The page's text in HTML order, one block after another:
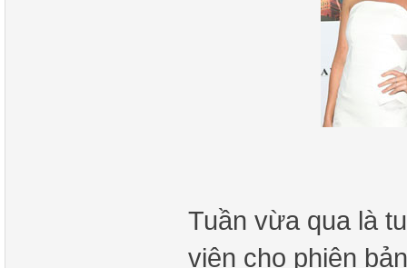
Tuần vừa qua là
viên cho phiên